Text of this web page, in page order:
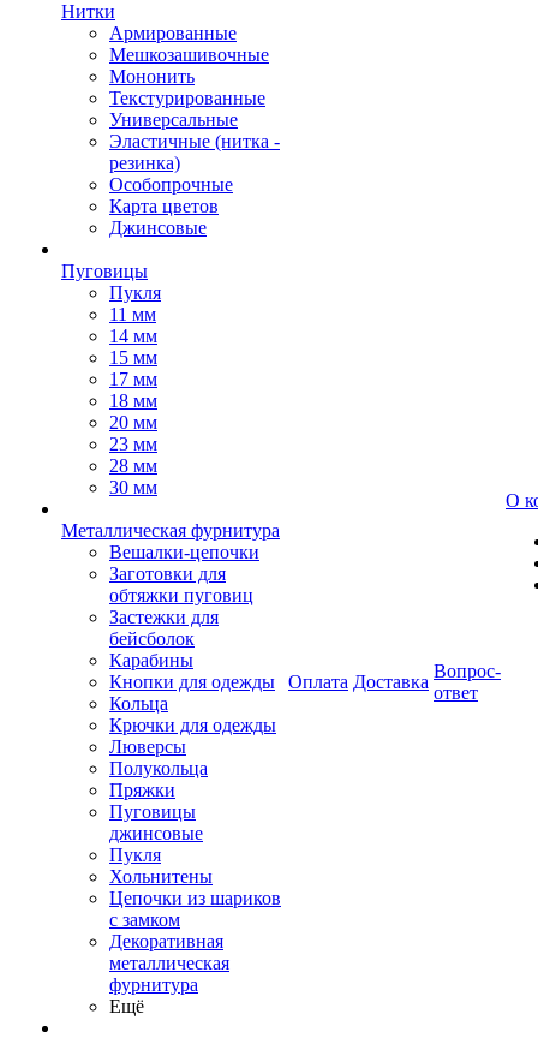
Нитки
Армированные
Мешкозашивочные
Мононить
Текстурированные
Универсальные
Эластичные (нитка -
резинка)
Особопрочные
Карта цветов
Джинсовые
Пуговицы
Пукля
11 мм
14 мм
15 мм
17 мм
18 мм
20 мм
23 мм
28 мм
30 мм
Металлическая фурнитура
Вешалки-цепочки
Заготовки для
обтяжки пуговиц
Застежки для
бейсболок
Карабины
Кнопки для одежды
Кольца
Крючки для одежды
Люверсы
Полукольца
Пряжки
Пуговицы
джинсовые
Пукля
Хольнитены
Цепочки из шариков
с замком
Декоративная
металлическая
фурнитура
Ещё
Оплата Доставка
Вопрос-
ответ
О